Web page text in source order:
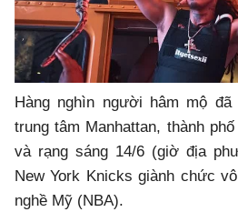
Hàng nghìn người hâm mộ
trung tâm Manhattan, thành
và rạng sáng 14/6 (giờ địa
New York Knicks giành chức
nghề Mỹ (NBA).